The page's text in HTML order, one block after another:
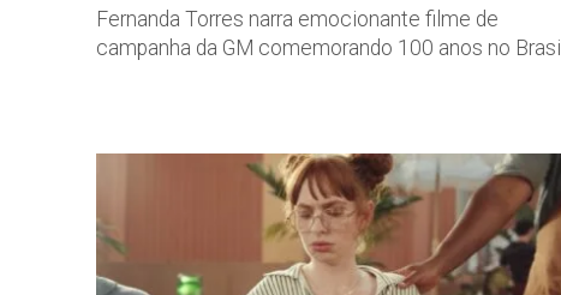
Fernanda Torres narra emocionante filme de
campanha da GM comemorando 100 anos no Brasil